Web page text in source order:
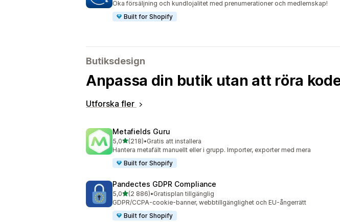
Öka försäljning och kundlojalitet med prenumerationer och medlemskap!
Built for Shopify
Butiksdesign
Anpassa din butik utan att röra
Utforska fler
Metafields Guru
5,0av 5 stjärnor
(218)
218 recensioner totalt
•Gratis att installera
Hantera metafält manuellt eller i grupp. Importer, exporter med mera
Built for Shopify
Pandectes GDPR Compliance
5,0av 5 stjärnor
(2 886)
2886 recensioner totalt
•Gratisplan tillgänglig
GDPR/CCPA-cookie-banner, webbtillgänglighet och EU-ångerrätt
Built for Shopify